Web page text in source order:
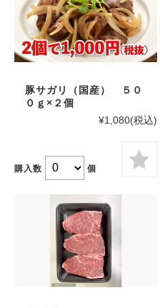
豚サガリ（国産） ５０
０ｇ×２個
¥1,080(税込)
購入数 個